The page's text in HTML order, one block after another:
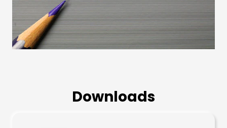
Downloads